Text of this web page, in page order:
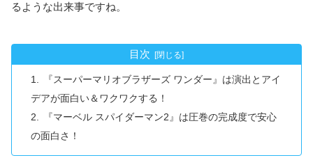
るような出来事ですね。
目次
『スーパーマリオブラザーズ ワンダー』は演出とアイ
デアが面白い＆ワクワクする！
『マーベル スパイダーマン2』は圧巻の完成度で安心
の面白さ！